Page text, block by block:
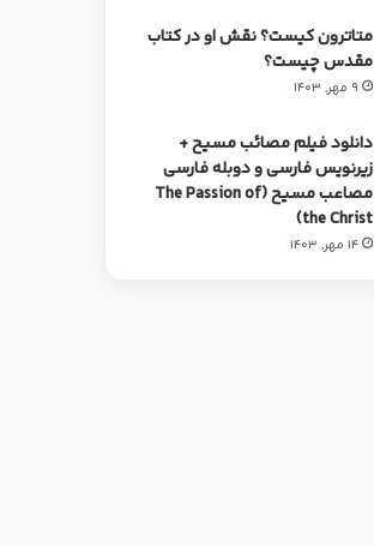
متاترون کیست؟ نقش او در کتاب
مقدس چیست؟
9 مهر, 1403
دانلود فیلم مصائب مسیح +
زیرنویس فارسی و دوبله فارسی
مصاعب مسیح (The Passion of
the Christ)
14 مهر, 1403